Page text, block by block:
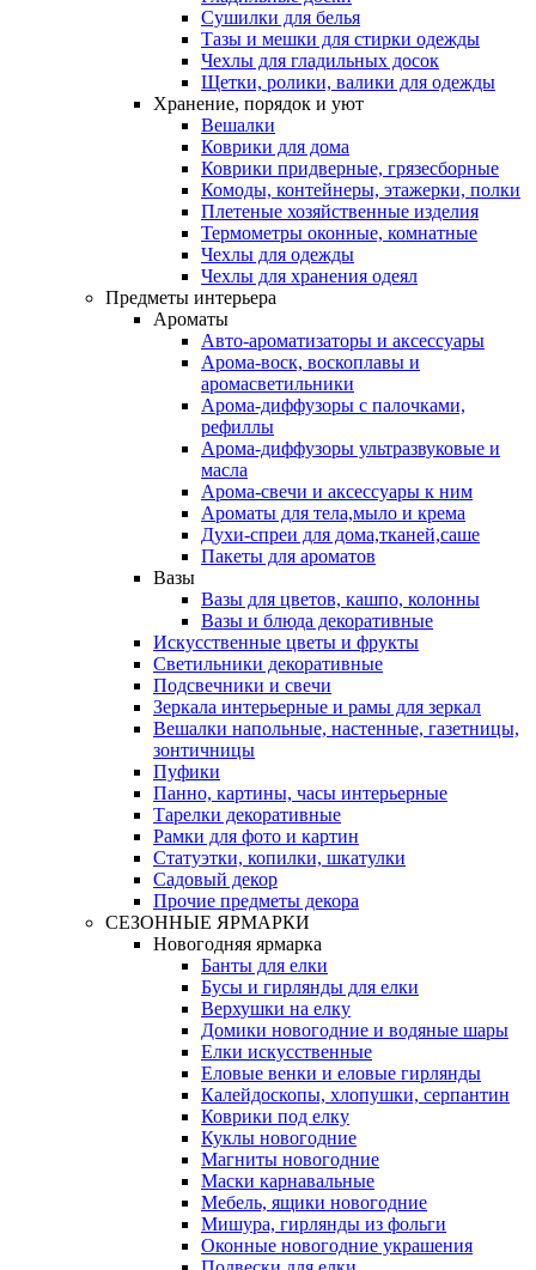
Сушилки для белья
Тазы и мешки для стирки одежды
Чехлы для гладильных досок
Щетки, ролики, валики для одежды
Хранение, порядок и уют
Вешалки
Коврики для дома
Коврики придверные, грязесборные
Комоды, контейнеры, этажерки, полки
Плетеные хозяйственные изделия
Термометры оконные, комнатные
Чехлы для одежды
Чехлы для хранения одеял
Предметы интерьера
Ароматы
Авто-ароматизаторы и аксессуары
Арома-воск, воскоплавы и
аромасветильники
Арома-диффузоры с палочками,
рефиллы
Арома-диффузоры ультразвуковые и
масла
Арома-свечи и аксессуары к ним
Ароматы для тела,мыло и крема
Духи-спреи для дома,тканей,саше
Пакеты для ароматов
Вазы
Вазы для цветов, кашпо, колонны
Вазы и блюда декоративные
Искусственные цветы и фрукты
Светильники декоративные
Подсвечники и свечи
Зеркала интерьерные и рамы для зеркал
Вешалки напольные, настенные, газетницы,
зонтичницы
Пуфики
Панно, картины, часы интерьерные
Тарелки декоративные
Рамки для фото и картин
Статуэтки, копилки, шкатулки
Садовый декор
Прочие предметы декора
СЕЗОННЫЕ ЯРМАРКИ
Новогодняя ярмарка
Банты для елки
Бусы и гирлянды для елки
Верхушки на елку
Домики новогодние и водяные шары
Елки искусственные
Еловые венки и еловые гирлянды
Калейдоскопы, хлопушки, серпантин
Коврики под елку
Куклы новогодние
Магниты новогодние
Маски карнавальные
Мебель, ящики новогодние
Мишура, гирлянды из фольги
Оконные новогодние украшения